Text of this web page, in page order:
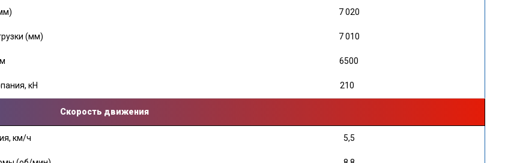
7 020
(мм) 7 010
6500
кН 210
Скорость движения
км/ч 5,5